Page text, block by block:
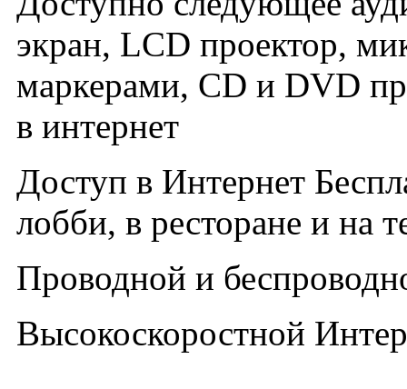
экран, LCD проектор,
маркерами, CD и DVD
в интернет
Доступ в Интернет
лобби, в ресторане и на
Проводной и
Высокоскоростной